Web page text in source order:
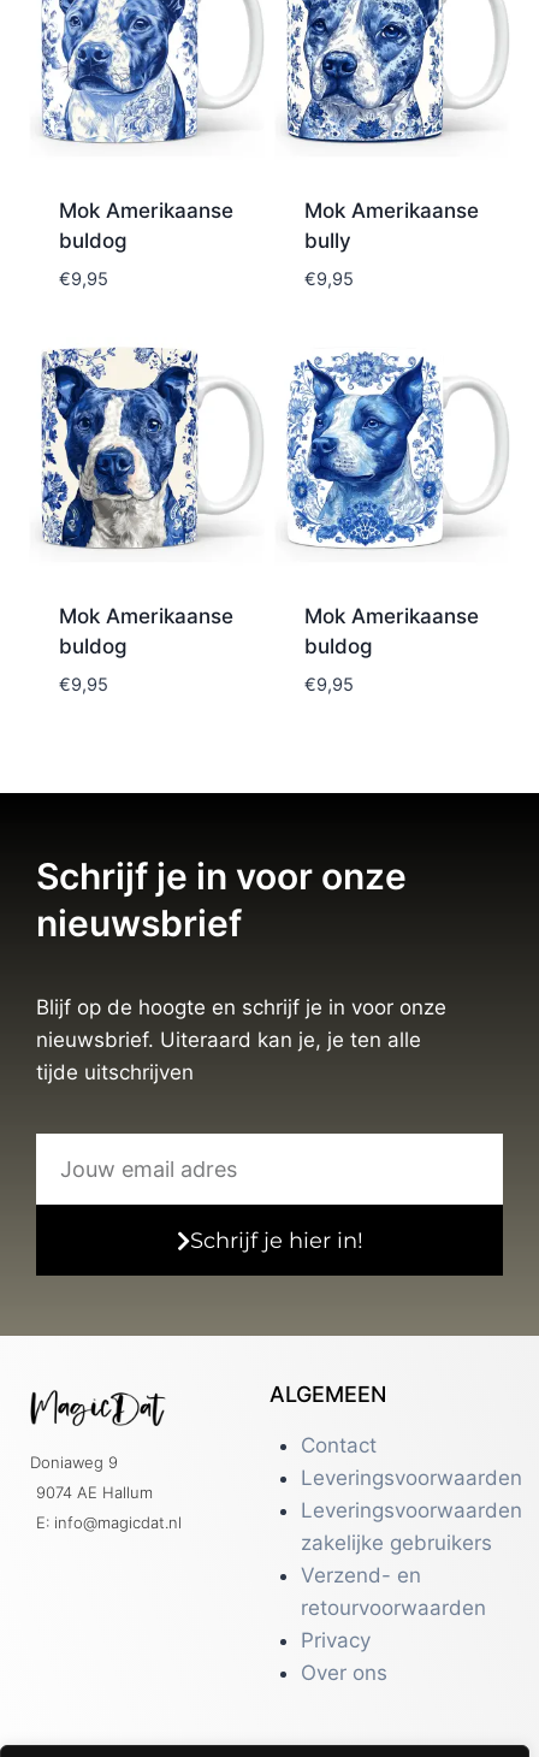
Mok Amerikaanse
buldog
€9,95
Mok Amerikaanse
bully
€9,95
Mok Amerikaanse
buldog
€9,95
Mok Amerikaanse
buldog
€9,95
Schrijf je in voor onze
nieuwsbrief
Blijf op de hoogte en schrijf je in voor onze
nieuwsbrief. Uiteraard kan je, je ten alle
tijde uitschrijven
Schrijf je hier in!
Doniaweg 9
9074 AE Hallum
E: info@magicdat.nl
ALGEMEEN
Contact
Leveringsvoorwaarden
Leveringsvoorwaarden
zakelijke gebruikers
Verzend- en
retourvoorwaarden
Privacy
Over ons